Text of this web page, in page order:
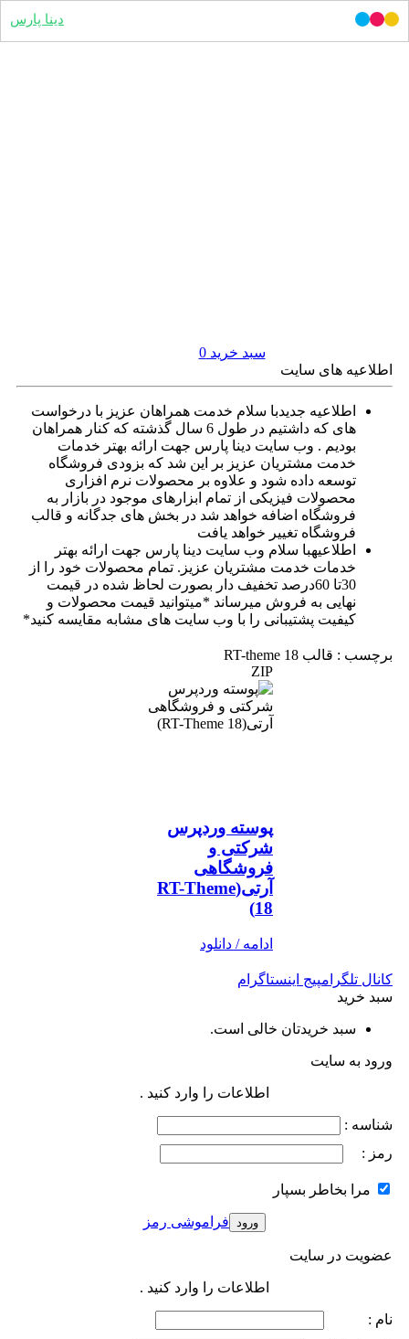
سبد خرید0
دینا پارس
اطلاعیه های سایت
اطلاعیه جدیدبا سلام خدمت همراهان عزیز با درخواست
های که داشتیم در طول 6 سال گذشته که کنار همراهان
بودیم . وب سایت دینا پارس جهت ارائه بهتر خدمات
خدمت مشتریان عزیز بر این شد که بزودی فروشگاه
توسعه داده شود و علاوه بر محصولات نرم افزاری
محصولات فیزیکی از تمام ابزارهای موجود در بازار به
فروشگاه اضافه خواهد شد در بخش های جدگانه و قالب
فروشگاه تغییر خواهد یافت
اطلاعیهبا سلام وب سایت دینا پارس جهت ارائه بهتر
خدمات خدمت مشتریان عزیز. تمام محصولات خود را از
30تا 60درصد تخفیف دار بصورت لحاظ شده در قیمت
نهایی به فروش میرساند *میتوانید قیمت محصولات و
کیفیت پشتیبانی را با وب سایت های مشابه مقایسه کنید*
برچسب : قالب RT-theme 18
ZIP
پوسته وردپرس
شرکتی و
فروشگاهی
آرتی(RT-Theme
18)
ادامه / دانلود
کانال تلگرامپیج اینستاگرام
سبد خرید
سبد خریدتان خالی است.
ورود به سایت
اطلاعات را وارد کنید .
شناسه :
رمز :
مرا بخاطر بسپار
فراموشی رمز
عضویت در سایت
اطلاعات را وارد کنید .
نام :